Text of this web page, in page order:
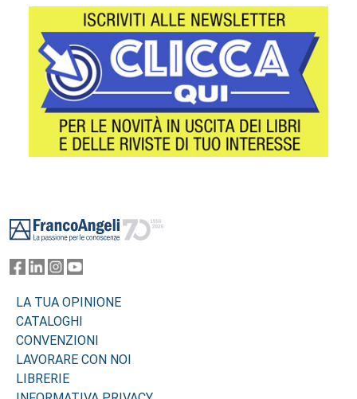
LA TUA OPINIONE
CATALOGHI
CONVENZIONI
LAVORARE CON NOI
LIBRERIE